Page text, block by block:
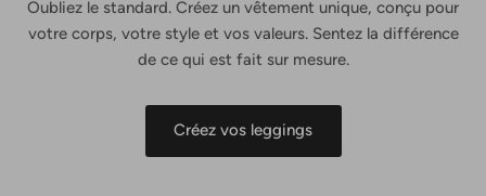
Oubliez le standard. Créez un vêtement unique, conçu pour
votre corps, votre style et vos valeurs. Sentez la différence
de ce qui est fait sur mesure.
Créez vos leggings